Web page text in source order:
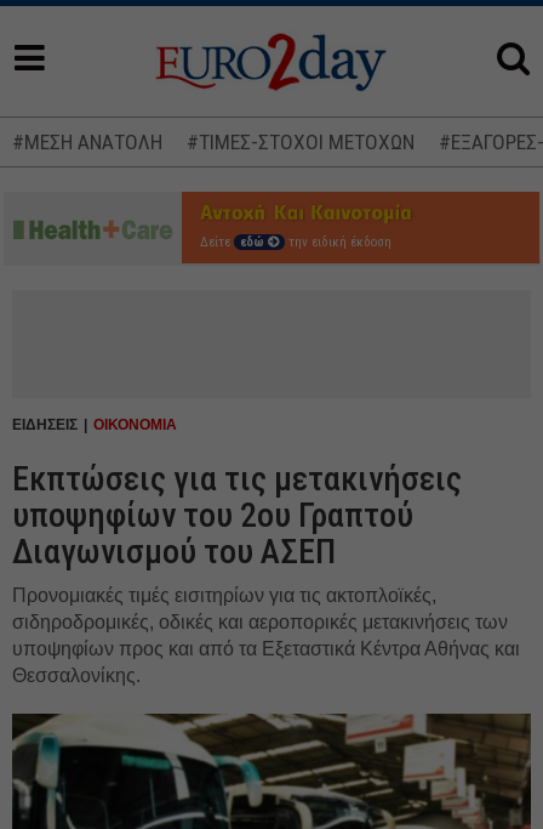
#ΜΕΣΗ ΑΝΑΤΟΛΗ #ΤΙΜΕΣ-ΣΤΟΧΟΙ ΜΕΤΟΧΩΝ
Δείτε εδώ την ειδική έκδοση
ΕΙΔΗΣΕΙΣ ΟΙΚΟΝΟΜΙΑ
Εκπτώσεις για τις μετακινήσεις
υποψηφίων του 2ου Γραπτού
Διαγωνισμού του ΑΣΕΠ
Προνομιακές τιμές εισιτηρίων για τις ακτοπλοϊκές,
σιδηροδρομικές, οδικές και αεροπορικές μετακινήσεις των
υποψηφίων προς και από τα Εξεταστικά Κέντρα Αθήνας και
Θεσσαλονίκης.